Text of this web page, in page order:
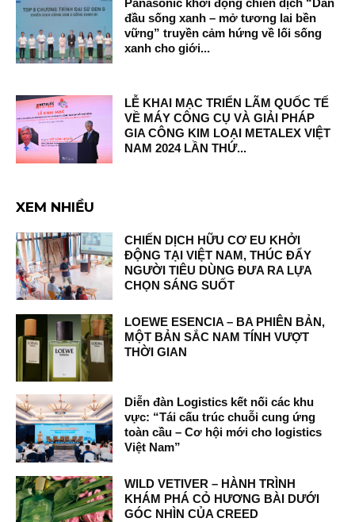
Panasonic khởi động chiến dịch “Dẫn
đầu sống xanh – mở tương lai bền
vững” truyền cảm hứng về lối sống
xanh cho giới...
LỄ KHAI MẠC TRIỂN LÃM QUỐC TẾ
VỀ MÁY CÔNG CỤ VÀ GIẢI PHÁP
GIA CÔNG KIM LOẠI METALEX VIỆT
NAM 2024 LẦN THỨ...
XEM NHIỀU
CHIẾN DỊCH HỮU CƠ EU KHỞI
ĐỘNG TẠI VIỆT NAM, THÚC ĐẨY
NGƯỜI TIÊU DÙNG ĐƯA RA LỰA
CHỌN SÁNG SUỐT
LOEWE ESENCIA – BA PHIÊN BẢN,
MỘT BẢN SẮC NAM TÍNH VƯỢT
THỜI GIAN
Diễn đàn Logistics kết nối các khu
vực: “Tái cấu trúc chuỗi cung ứng
toàn cầu – Cơ hội mới cho logistics
Việt Nam”
WILD VETIVER – HÀNH TRÌNH
KHÁM PHÁ CỎ HƯƠNG BÀI DƯỚI
GÓC NHÌN CỦA CREED